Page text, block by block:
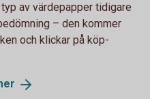
av värdepapper tidigare
– den kommer
och klickar på köp-